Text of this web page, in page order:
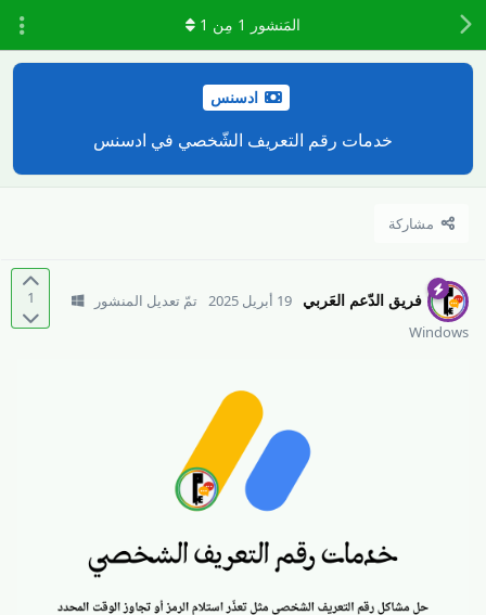
ادسنس
خدمات رقم التعريف الشّخصي في ادسنس
مشاركة
المَنشور 1 مِن 1
1 فريق الدّعم العَربي 19 أبريل 2025
تمّ تعديل المنشور
Windows